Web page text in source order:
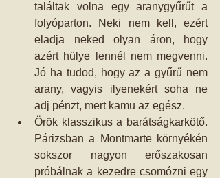
találtak volna egy aranygyűrűt a
folyóparton. Neki nem kell, ezért
eladja neked olyan áron, hogy
azért hülye lennél nem megvenni.
Jó ha tudod, hogy az a gyűrű nem
arany, vagyis ilyenekért soha ne
adj pénzt, mert kamu az egész.
Örök klasszikus a barátságkarkötő.
Párizsban a Montmarte környékén
sokszor nagyon erőszakosan
próbálnak a kezedre csomózni egy